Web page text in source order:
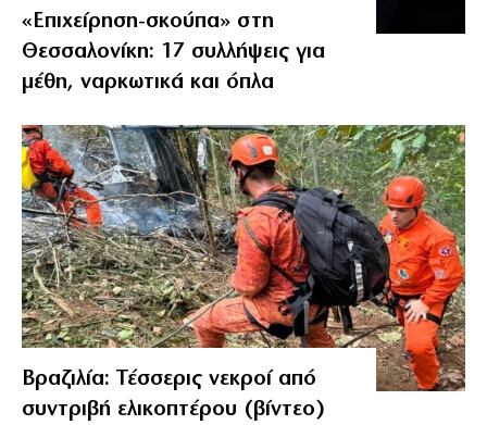
«Επιχείρηση-σκούπα» στη
Θεσσαλονίκη: 17 συλλήψεις για
μέθη, ναρκωτικά και όπλα
Βραζιλία: Τέσσερις νεκροί από
συντριβή ελικοπτέρου (βίντεο)